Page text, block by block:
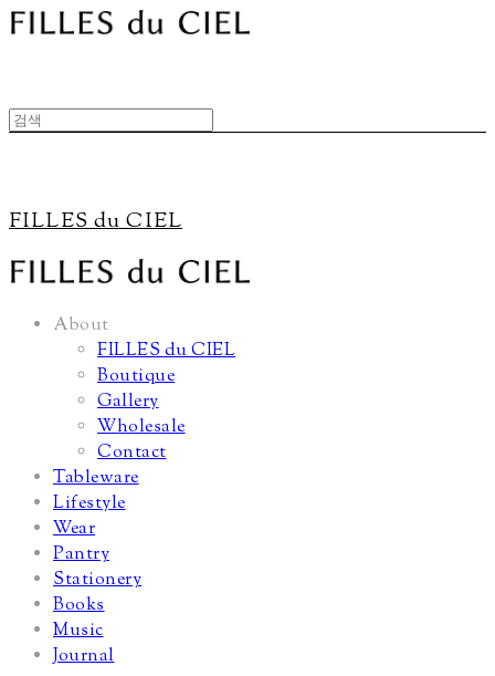
FILLES du CIEL
About
FILLES du CIEL
Boutique
Gallery
Wholesale
Contact
Tableware
Lifestyle
Wear
Pantry
Stationery
Books
Music
Journal